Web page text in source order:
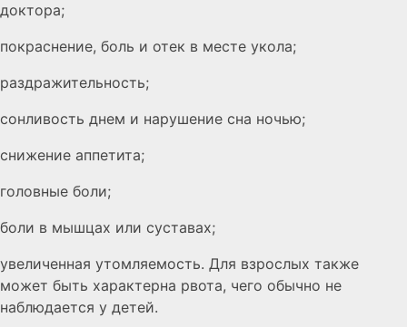
доктора;
покраснение, боль и отек в месте укола;
раздражительность;
сонливость днем и нарушение сна ночью;
снижение аппетита;
головные боли;
боли в мышцах или суставах;
увеличенная утомляемость. Для взрослых также
может быть характерна рвота, чего обычно не
наблюдается у детей.